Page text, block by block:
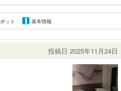
ット 基本情報
投稿日 2025年11月24日